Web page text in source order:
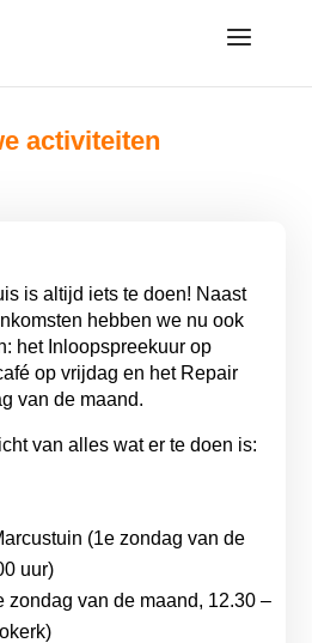
activiteiten
is altijd iets te doen! Naast
hebben we nu ook
het Inloopspreekuur op
op vrijdag en het Repair
van de maand.
van alles wat er te doen is:
(1e zondag van de
uur)
zondag van de maand, 12.30 –